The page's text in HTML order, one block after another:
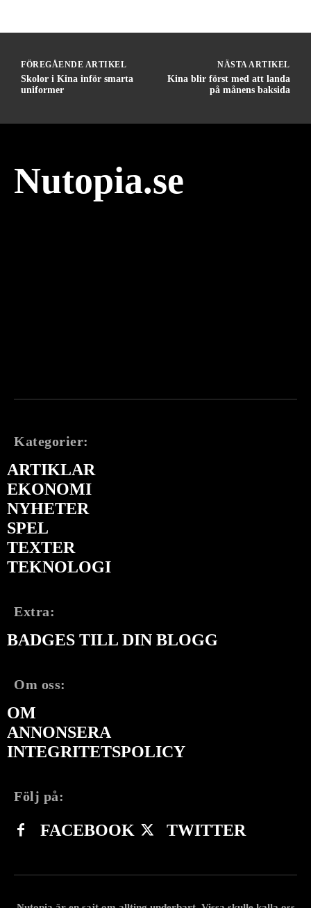
FÖREGÅENDE ARTIKEL
Skolor i Kina inför smarta
uniformer
NÄSTA ARTIKEL
Kina blir först med att landa
på månens baksida
Nutopia.se
Kategorier:
ARTIKLAR
EKONOMI
NYHETER
SPEL
TEXTER
TEKNOLOGI
Extra:
BADGES TILL DIN BLOGG
Om oss:
OM
ANNONSERA
INTEGRITETSPOLICY
Följ på:
FACEBOOK TWITTER